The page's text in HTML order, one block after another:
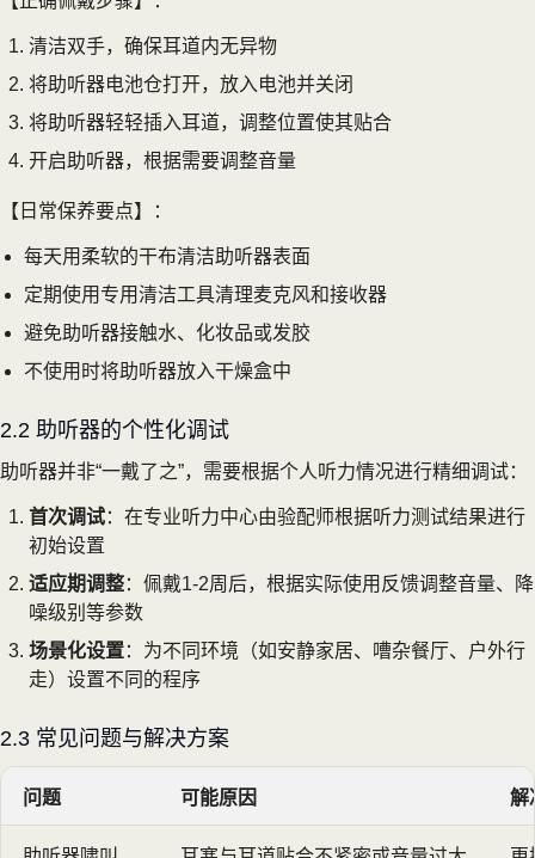
清洁双手，确保耳道内无异物
将助听器电池仓打开，放入电池并关闭
将助听器轻轻插入耳道，调整位置使其贴合
开启助听器，根据需要调整音量
【日常保养要点】：
每天用柔软的干布清洁助听器表面
定期使用专用清洁工具清理麦克风和接收器
避免助听器接触水、化妆品或发胶
不使用时将助听器放入干燥盒中
2.2 助听器的个性化调试
助听器并非“一戴了之”，需要根据个人听力情况进行精细调试：
首次调试：在专业听力中心由验配师根据听力测试结果进行
初始设置
适应期调整：佩戴1-2周后，根据实际使用反馈调整音量、降
噪级别等参数
场景化设置：为不同环境（如安静家居、嘈杂餐厅、户外行
走）设置不同的程序
2.3 常见问题与解决方案
问题 可能原因 解